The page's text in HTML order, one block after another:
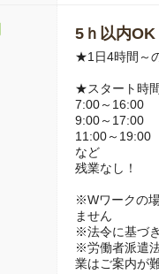
5ｈ以内OK
★1日4時間～
★スタート時
7:00～16:00
9:00～17:00
11:00～19:00
など
残業なし！
※Wワークの
ません
※法令に基づ
※労働者派遣
業はご案内が